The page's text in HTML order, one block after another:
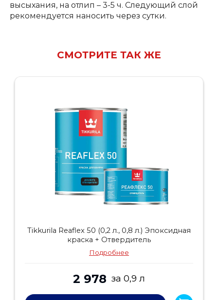
высыхания, на отлип – 3-5 ч. Следующий слой
рекомендуется наносить через сутки.
СМОТРИТЕ ТАК ЖЕ
Tikkurila Reaflex 50 (0,2 л., 0,8 л.) Эпоксидная
краска + Отвердитель
Подробнее
2 978 за 0,9 л